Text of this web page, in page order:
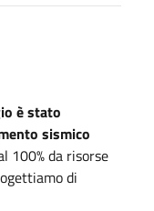
è stato
sismico
100% da risorse
di